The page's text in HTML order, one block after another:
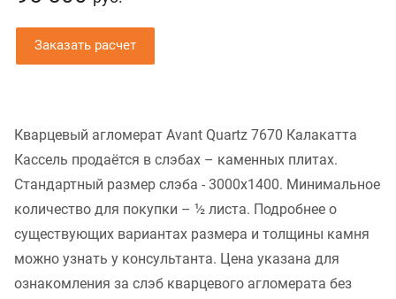
Заказать расчет
Кварцевый агломерат Avant Quartz 7670 Калакатта
Кассель продаётся в слэбах – каменных плитах.
Стандартный размер слэба - 3000x1400. Минимальное
количество для покупки – ½ листа. Подробнее о
существующих вариантах размера и толщины камня
можно узнать у консультанта. Цена указана для
ознакомления за слэб кварцевого агломерата без